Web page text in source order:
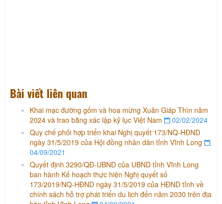
Bài viết liên quan
Khai mạc đường gốm và hoa mừng Xuân Giáp Thìn năm
2024 và trao bằng xác lập kỷ lục Việt Nam
02/02/2024
Quy chế phối hợp triển khai Nghị quyết 173/NQ-HĐND
ngày 31/5/2019 của Hội đồng nhân dân tỉnh Vĩnh Long
04/09/2021
Quyết định 3290/QĐ-UBND của UBND tỉnh Vĩnh Long
ban hành Kế hoạch thực hiện Nghị quyết số
173/2019/NQ-HĐND ngày 31/5/2019 của HĐND tỉnh về
chính sách hỗ trợ phát triển du lịch đến năm 2030 trên địa